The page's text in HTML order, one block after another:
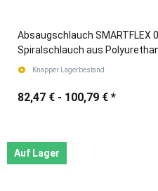
Absaugschlauch SMARTFLEX 0.6 mm - Leichter flexibler
Spiralschlauch aus
Knapper Lagerbestand
82,47 € - 100,79 € *
Auf Lager